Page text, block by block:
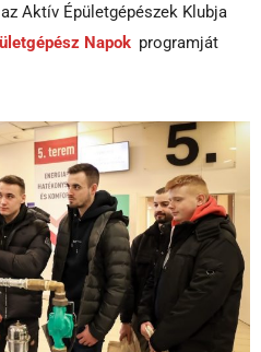
Aktív Épületgépészek Klubja
Napok programját